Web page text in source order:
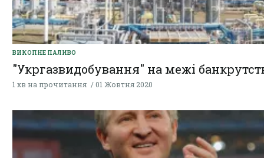
ВИКОПНЕ ПАЛИВО
"Укргазвидобування" на межі
1 хв на прочитання 01 Жовтня 2020